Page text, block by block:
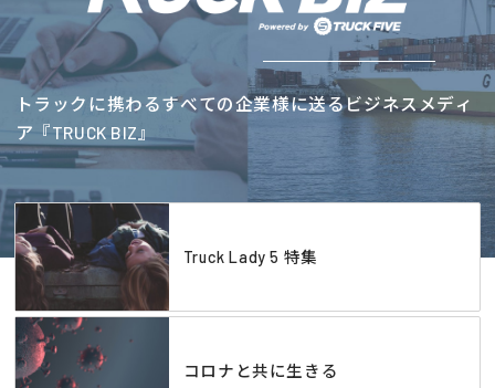
トラックに携わるすべての企業様に送るビジネスメディ
ア『TRUCK BIZ』
Truck Lady 5 特集
コロナと共に生きる